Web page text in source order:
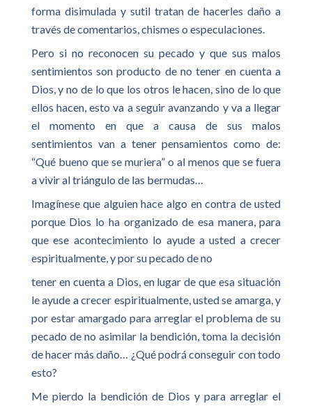
forma disimulada y sutil tratan de hacerles daño a
través de comentarios, chismes o especulaciones.
Pero si no reconocen su pecado y que sus malos
sentimientos son producto de no tener en cuenta a
Dios, y no de lo que los otros le hacen, sino de lo que
ellos hacen, esto va a seguir avanzando y va a llegar
el momento en que a causa de sus malos
sentimientos van a tener pensamientos como de:
“Qué bueno que se muriera” o al menos que se fuera
a vivir al triángulo de las bermudas…
Imagínese que alguien hace algo en contra de usted
porque Dios lo ha organizado de esa manera, para
que ese acontecimiento lo ayude a usted a crecer
espiritualmente, y por su pecado de no
tener en cuenta a Dios, en lugar de que esa situación
le ayude a crecer espiritualmente, usted se amarga, y
por estar amargado para arreglar el problema de su
pecado de no asimilar la bendición, toma la decisión
de hacer más daño… ¿Qué podrá conseguir con todo
esto?
Me pierdo la bendición de Dios y para arreglar el